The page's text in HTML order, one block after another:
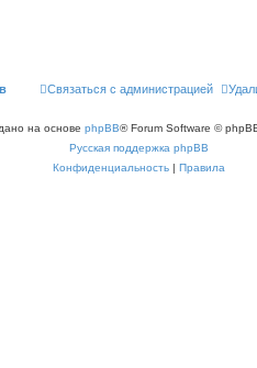
Связаться с администрацией
на основе phpBB® Forum Software ©
Русская поддержка phpBB
Конфиденциальность | Правила